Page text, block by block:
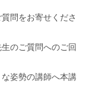
お寄せくださ
質問へのご回
の講師へ本講